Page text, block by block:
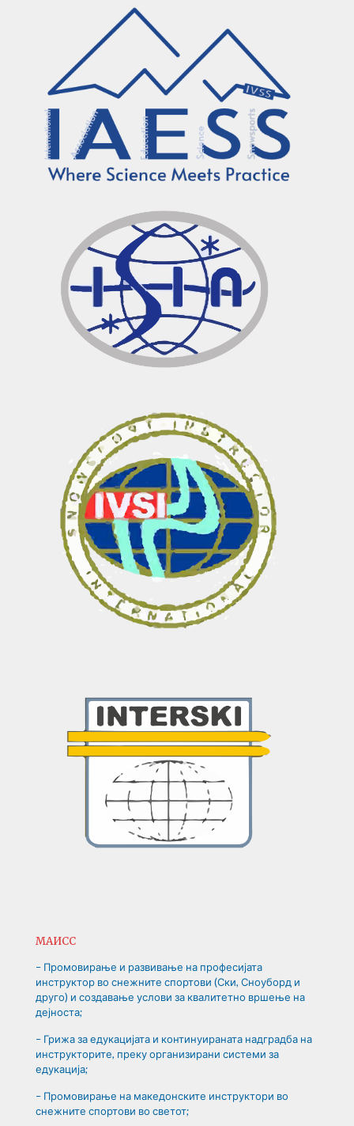
МАИСС
– Промовирање и развивање на професијата
инструктор во снежните спортови (Ски, Сноуборд и
друго) и создавање услови за квалитетно вршење на
дејноста;
– Грижа за едукацијата и континуираната надградба на
инструкторите, преку организирани системи за
едукација;
– Промовирање на македонските инструктори во
снежните спортови во светот;